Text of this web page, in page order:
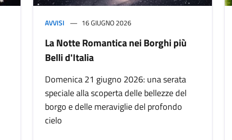
AVVISI 16 GIUGNO 2026
La Notte Romantica nei Borghi più
Belli d'Italia
Domenica 21 giugno 2026: una serata
speciale alla scoperta delle bellezze del
borgo e delle meraviglie del profondo
cielo